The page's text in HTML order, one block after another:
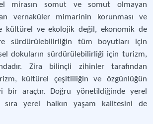
mirasın somut ve somut olmayan
vernaküler mimarinin korunması ve
kültürel ve ekolojik değil, ekonomik de
sürdürülebilirliğin tüm boyutları için
dokuların sürdürülebilirliği için turizm,
Zira bilinçli zihinler tarafından
kültürel çeşitliliğin ve özgünlüğün
bir araçtır. Doğru yönetildiğinde yerel
sıra yerel halkın yaşam kalitesini de